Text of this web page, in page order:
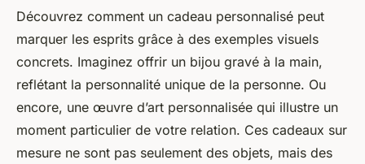
Découvrez comment un cadeau personnalisé peut
marquer les esprits grâce à des exemples visuels
concrets. Imaginez offrir un bijou gravé à la main,
reflétant la personnalité unique de la personne. Ou
encore, une œuvre d’art personnalisée qui illustre un
moment particulier de votre relation. Ces cadeaux sur
mesure ne sont pas seulement des objets, mais des